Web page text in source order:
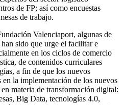
de FP; así como encuestas
de trabajo.
Valenciaport, algunas de
sido que urge el facilitar e
en los ciclos de comercio
de contenidos curriculares
a fin de que los nuevos
la implementación de los nuevos
materia de transformación digital:
Big Data, tecnologías 4.0,